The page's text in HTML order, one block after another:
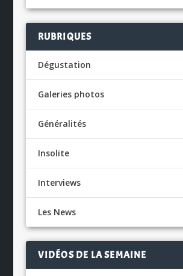
RUBRIQUES
Dégustation
Galeries photos
Généralités
Insolite
Interviews
Les News
VIDÉOS DE LA SEMAINE